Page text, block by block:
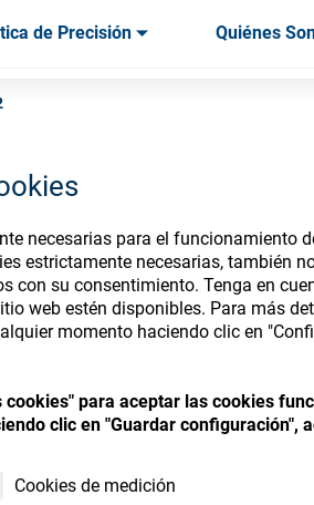
necesarias para el funcionamiento
estrictamente necesarias, también
con su consentimiento. Tenga en
web estén disponibles. Para más
momento haciendo clic en
cookies" para aceptar las cookies
clic en "Guardar configuración",
Cookies de medición
de Precisión Quiénes
your accounts